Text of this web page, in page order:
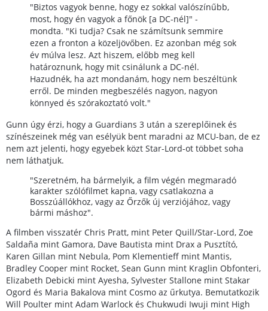
"Biztos vagyok benne, hogy ez sokkal valószínűbb,
most, hogy én vagyok a főnök [a DC-nél]" -
mondta. "Ki tudja? Csak ne számítsunk semmire
ezen a fronton a közeljövőben. Ez azonban még sok
év múlva lesz. Azt hiszem, előbb meg kell
határoznunk, hogy mit csinálunk a DC-nél.
Hazudnék, ha azt mondanám, hogy nem beszéltünk
erről. De minden megbeszélés nagyon, nagyon
könnyed és szórakoztató volt."
Gunn úgy érzi, hogy a Guardians 3 után a szereplőinek és
színészeinek még van esélyük bent maradni az MCU-ban, de ez
nem azt jelenti, hogy egyebek közt Star-Lord-ot többet soha
nem láthatjuk.
"Szeretném, ha bármelyik, a film végén megmaradó
karakter szólófilmet kapna, vagy csatlakozna a
Bosszúállókhoz, vagy az Őrzők új verziójához, vagy
bármi máshoz".
A filmben visszatér Chris Pratt, mint Peter Quill/Star-Lord, Zoe
Saldaña mint Gamora, Dave Bautista mint Drax a Pusztító,
Karen Gillan mint Nebula, Pom Klementieff mint Mantis,
Bradley Cooper mint Rocket, Sean Gunn mint Kraglin Obfonteri,
Elizabeth Debicki mint Ayesha, Sylvester Stallone mint Stakar
Ogord és Maria Bakalova mint Cosmo az űrkutya. Bemutatkozik
Will Poulter mint Adam Warlock és Chukwudi Iwuji mint High